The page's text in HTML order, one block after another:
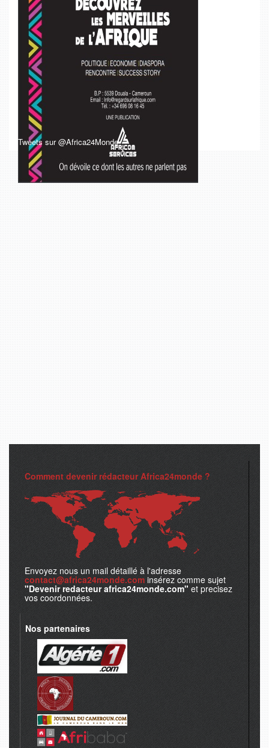
Tweets sur @Africa24Monde
Comment devenir rédacteur Africa24monde ?
Envoyez nous un mail détaillé à l'adresse
contact@africa24monde.com insérez comme sujet
"Devenir redacteur africa24monde.com" et precisez
vos coordonnées.
Nos partenaires